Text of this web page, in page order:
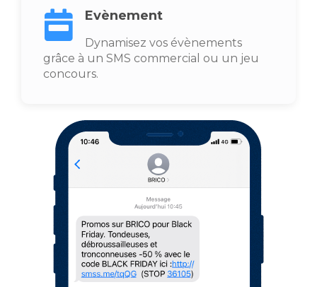
Evènement
Dynamisez vos évènements
grâce à un SMS commercial ou un jeu
concours.